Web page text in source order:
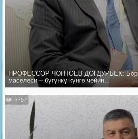
ПРОФЕССОР ЧОНТОЕВ ДОГДУРБЕК:
маселеси – бүгүнкү күнгө чейин...
7797